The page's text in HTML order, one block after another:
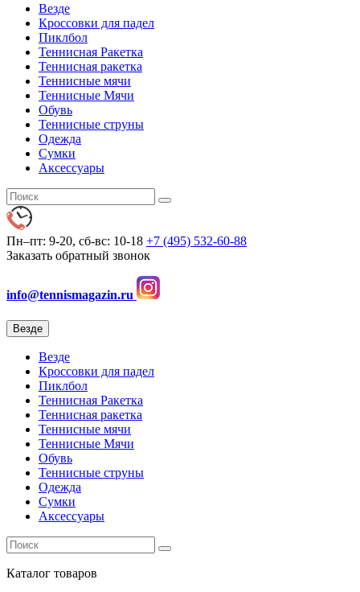
Везде
Кроссовки для падел
Пиклбол
Теннисная Ракетка
Теннисная ракетка
Теннисные мячи
Теннисные Мячи
Обувь
Теннисные струны
Одежда
Сумки
Аксессуары
Пн–пт: 9-20, сб-вс: 10-18 +7 (495) 532-60-88
Заказать обратный звонок
info@tennismagazin.ru
Везде
Везде
Кроссовки для падел
Пиклбол
Теннисная Ракетка
Теннисная ракетка
Теннисные мячи
Теннисные Мячи
Обувь
Теннисные струны
Одежда
Сумки
Аксессуары
Каталог товаров